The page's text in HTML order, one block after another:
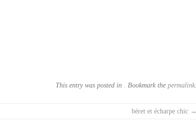
This entry was posted in . Bookmark the permalink.
béret et écharpe chic →